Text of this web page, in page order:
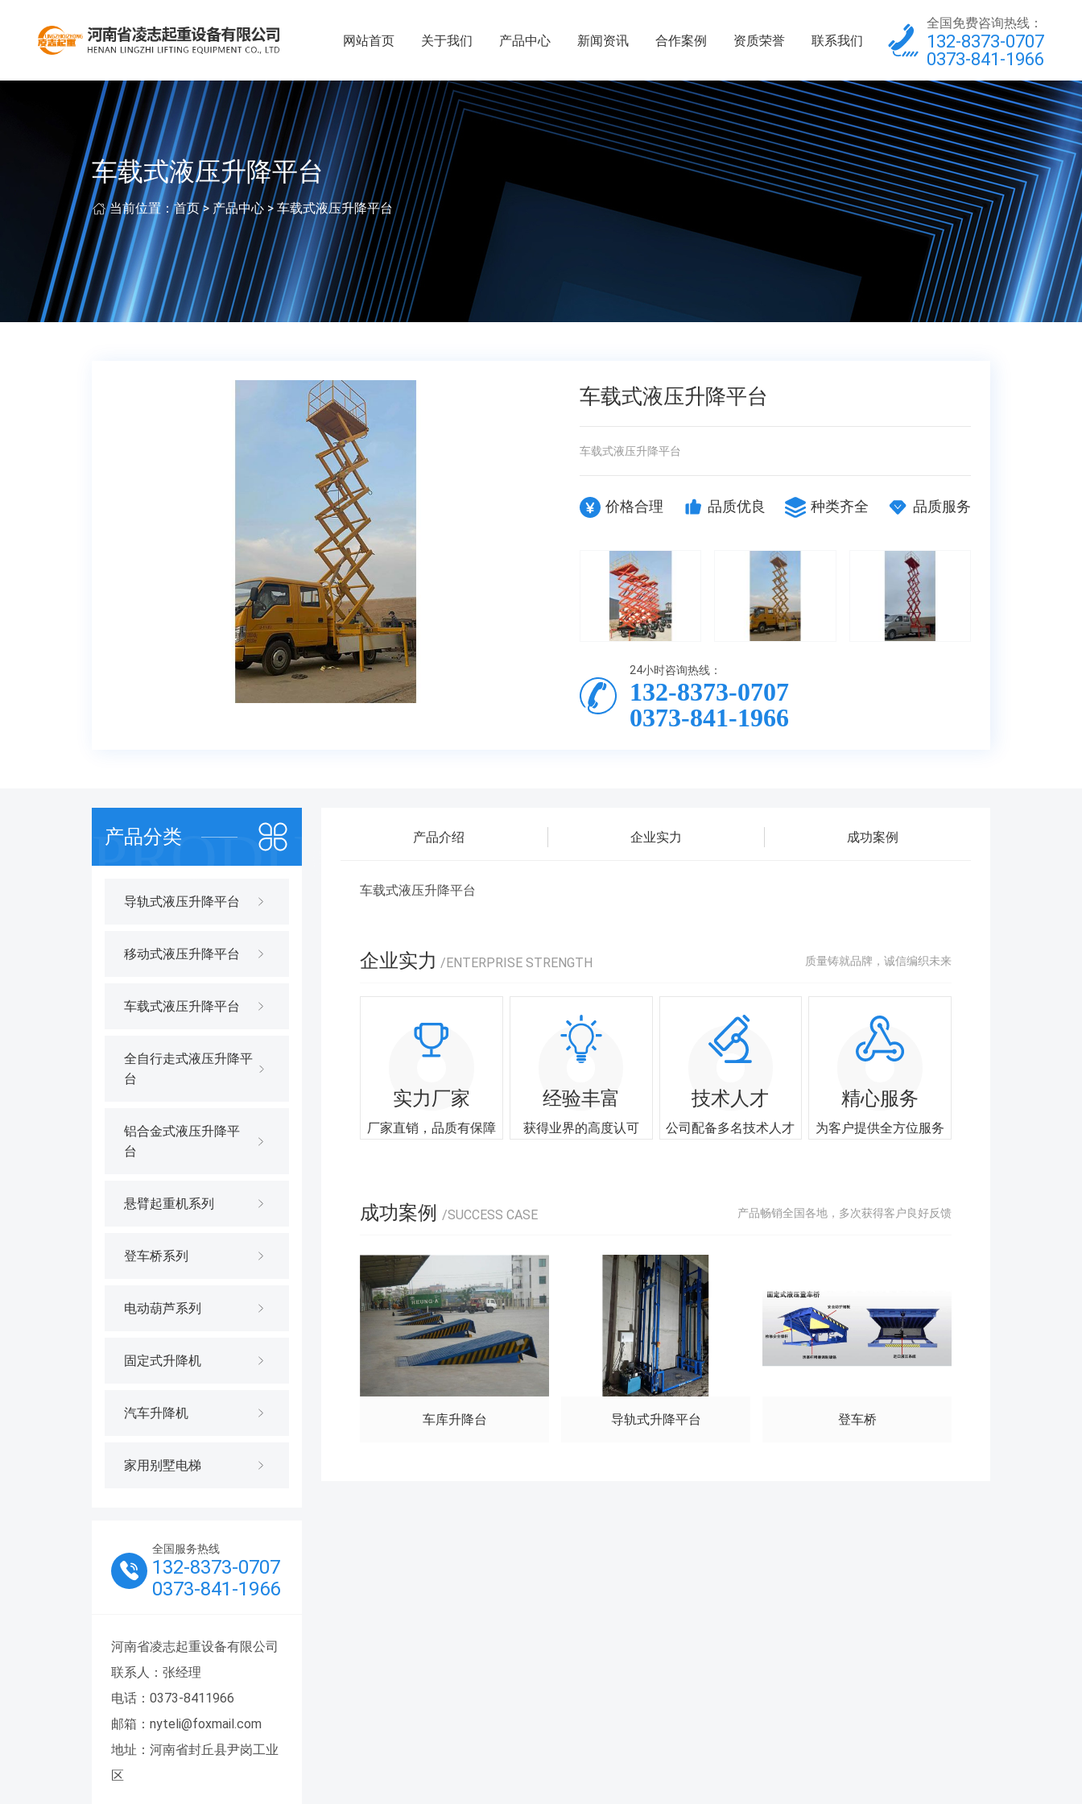
网站首页 关于我们 产品中心 新闻资讯 合作案例 资质荣誉 联系我们
全国免费咨询热线：
132-8373-0707
0373-841-1966
车载式液压升降平台
当前位置：首页> 产品中心 > 车载式液压升降平台
车载式液压升降平台
车载式液压升降平台
价格合理 品质优良 种类齐全 品质服务
24小时咨询热线：
132-8373-0707
0373-841-1966
产品分类
导轨式液压升降平台
移动式液压升降平台
车载式液压升降平台
全自行走式液压升降平
台
铝合金式液压升降平
台
悬臂起重机系列
登车桥系列
电动葫芦系列
固定式升降机
汽车升降机
家用别墅电梯
全国服务热线
132-8373-0707
0373-841-1966
河南省凌志起重设备有限公司
联系人：张经理
电话：0373-8411966
邮箱：nyteli@foxmail.com
地址：河南省封丘县尹岗工业
区
产品介绍 企业实力 成功案例
车载式液压升降平台
企业实力 /ENTERPRISE STRENGTH 质量铸就品牌，诚信编织未来
实力厂家
厂家直销，品质有保障
经验丰富
获得业界的高度认可
技术人才
公司配备多名技术人才
精心服务
为客户提供全方位服务
成功案例 /SUCCESS CASE 产品畅销全国各地，多次获得客户良好反馈
车库升降台 导轨式升降平台 登车桥